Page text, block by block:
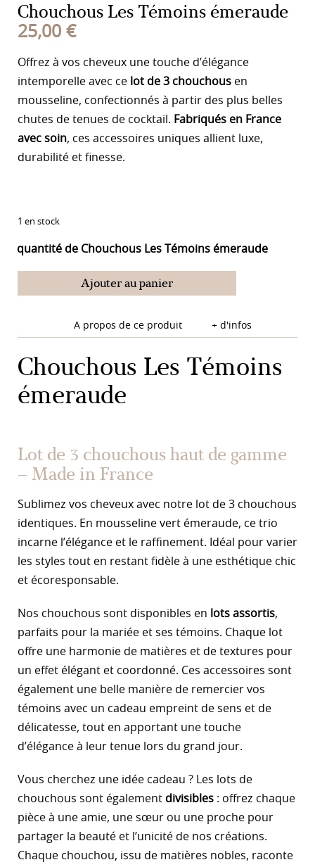
Chouchous Les Témoins émeraude
25,00 €
Offrez à vos cheveux une touche d’élégance
intemporelle avec ce lot de 3 chouchous en
mousseline, confectionnés à partir des plus belles
chutes de tenues de cocktail. Fabriqués en France
avec soin, ces accessoires uniques allient luxe,
durabilité et finesse.
1 en stock
quantité de Chouchous Les Témoins émeraude
Ajouter au panier
A propos de ce produit + d'infos
Chouchous Les Témoins
émeraude
Lot de 3 chouchous haut de gamme
– Made in France
Sublimez vos cheveux avec notre lot de 3 chouchous
identiques. En mousseline vert émeraude, ce trio
incarne l’élégance et le raffinement. Idéal pour varier
les styles tout en restant fidèle à une esthétique chic
et écoresponsable.
Nos chouchous sont disponibles en lots assortis,
parfaits pour la mariée et ses témoins. Chaque lot
offre une harmonie de matières et de textures pour
un effet élégant et coordonné. Ces accessoires sont
également une belle manière de remercier vos
témoins avec un cadeau empreint de sens et de
délicatesse, tout en apportant une touche
d’élégance à leur tenue lors du grand jour.
Vous cherchez une idée cadeau ? Les lots de
chouchous sont également divisibles : offrez chaque
pièce à une amie, une sœur ou une proche pour
partager la beauté et l’unicité de nos créations.
Chaque chouchou, issu de matières nobles, raconte